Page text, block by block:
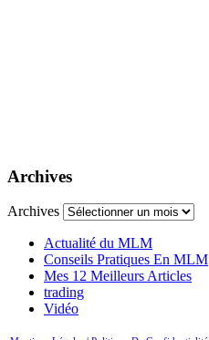
Archives
Archives
Actualité du MLM
Conseils Pratiques En MLM
Mes 12 Meilleurs Articles
trading
Vidéo